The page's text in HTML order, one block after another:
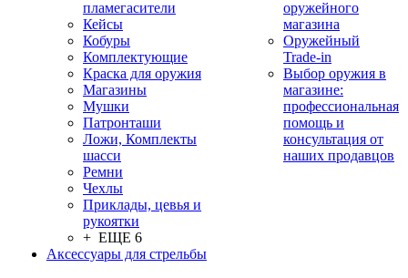
пламегасители
Кейсы
Кобуры
Комплектующие
Краска для оружия
Магазины
Мушки
Патронташи
Ложи, Комплекты
шасси
Ремни
Чехлы
Приклады, цевья и
рукоятки
+ ЕЩЕ 6
Аксессуары для стрельбы
оружейного
магазина
Оружейный
Trade-in
Выбор оружия в
магазине:
профессиональная
помощь и
консультация от
наших продавцов